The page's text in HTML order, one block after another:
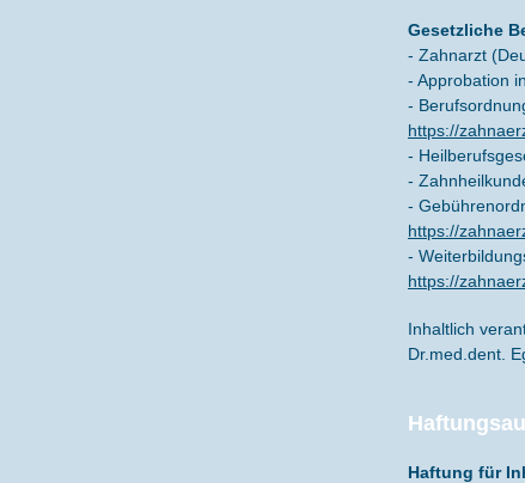
Gesetzliche
- Zahnarzt
- Approbation
-
https://
-
-
-
https://
-
https://
Inhaltlich
Dr.med.dent.
Haftung für